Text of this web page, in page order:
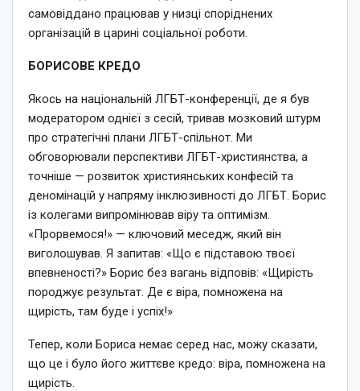
самовіддано працював у низці споріднених
організацій в царині соціальної роботи.
БОРИСОВЕ КРЕДО
Якось на національній ЛГБТ-конференції, де я був
модератором однієї з сесій, тривав мозковий штурм
про стратегічні плани ЛГБТ-спільнот. Ми
обговорювали перспективи ЛГБТ-християнства, а
точніше — розвиток християнських конфесій та
деномінацій у напряму інклюзивності до ЛГБТ. Борис
із колегами випромінював віру та оптимізм.
«Прорвемося!» — ключовий меседж, який він
виголошував. Я запитав: «Що є підставою твоєї
впевненості?» Борис без вагань відповів: «Щирість
породжує результат. Де є віра, помножена на
щирість, там буде і успіх!»
Тепер, коли Бориса немає серед нас, можу сказати,
що це і було його життєве кредо: віра, помножена на
щирість.